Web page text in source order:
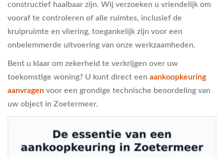
constructief haalbaar zijn. Wij verzoeken u vriendelijk om
vooraf te controleren of alle ruimtes, inclusief de
kruipruimte en vliering, toegankelijk zijn voor een
onbelemmerde uitvoering van onze werkzaamheden.
Bent u klaar om zekerheid te verkrijgen over uw
toekomstige woning? U kunt direct een aankoopkeuring
aanvragen voor een grondige technische beoordeling van
uw object in Zoetermeer.